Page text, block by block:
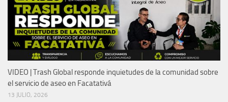
VIDEO | Trash Global responde inquietudes de la comunidad sobre
el servicio de aseo en Facatativá
13 JULIO, 2026